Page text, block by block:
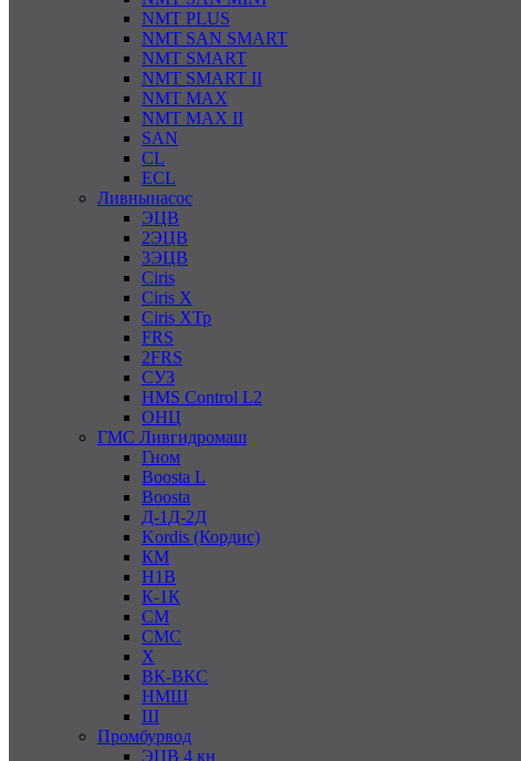
NMT PLUS
NMT SAN SMART
NMT SMART
NMT SMART II
NMT MAX
NMT MAX II
SAN
CL
ECL
Ливнынасос
ЭЦВ
2ЭЦВ
3ЭЦВ
Ciris
Ciris X
Ciris ХТр
FRS
2FRS
СУЗ
HMS Control L2
ОНЦ
ГМС Ливгидромаш
Гном
Boosta L
Boosta
Д-1Д-2Д
Kordis (Кордис)
КМ
Н1В
К-1К
СМ
СМС
Х
ВК-ВКС
НМШ
Ш
Промбурвод
ЭЦВ 4 кн